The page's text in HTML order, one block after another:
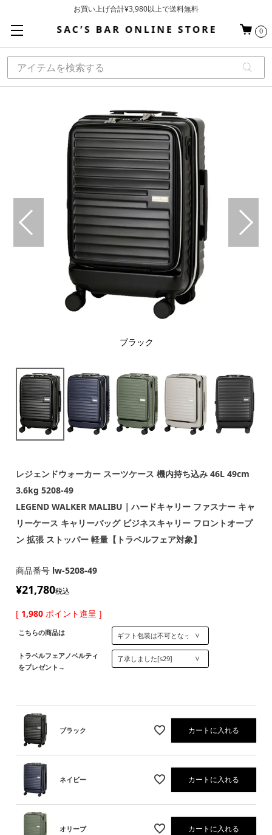
お買い上げ合計¥3,980以上で送料無料
当日～翌営業日を目安に順次発送（一部お取り寄せ商品を除く）
0
ブラック
レジェンドウォーカー スーツケース 機内持ち込み 46L 49cm
3.6kg 5208-49
LEGEND WALKER MALIBU｜ハードキャリー ファスナー キャ
リーケース キャリーバッグ ビジネスキャリー フロントオープ
ン 拡張 ストッパー 軽量【トラベルフェア対象】
商品番号 lw-5208-49
¥21,780税込
[ 1,980 ポイント進呈 ]
こちらの商品は
トラベルフェアノベルティ
をプレゼント→
ブラック カートに入れる
ネイビー カートに入れる
オリーブ カートに入れる